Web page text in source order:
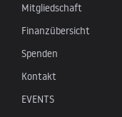
Mitgliedschaft
Finanzübersicht
Spenden
Kontakt
EVENTS